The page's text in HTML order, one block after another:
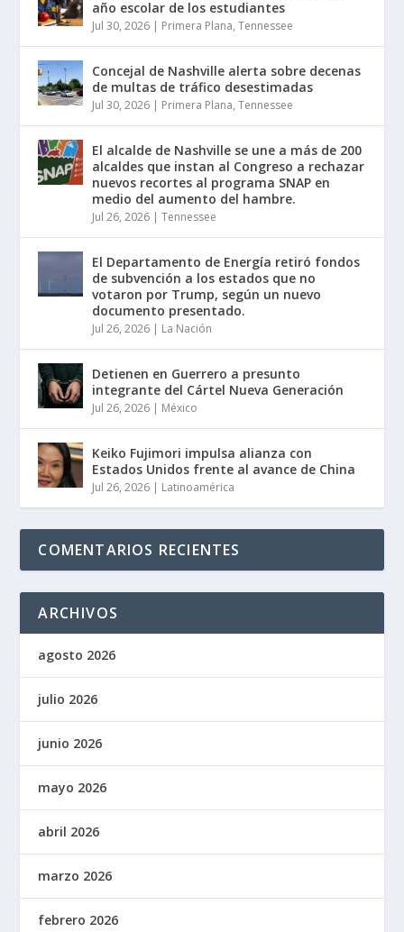
año escolar de los estudiantes
Jul 30, 2026 | Primera Plana,Tennessee
Concejal de Nashville alerta sobre decenas
de multas de tráfico desestimadas
Jul 30, 2026 | Primera Plana,Tennessee
El alcalde de Nashville se une a más de 200
alcaldes que instan al Congreso a rechazar
nuevos recortes al programa SNAP en
medio del aumento del hambre.
Jul 26, 2026 |Tennessee
El Departamento de Energía retiró fondos
de subvención a los estados que no
votaron por Trump, según un nuevo
documento presentado.
Jul 26, 2026 | La Nación
Detienen en Guerrero a presunto
integrante del Cártel Nueva Generación
Jul 26, 2026 | México
Keiko Fujimori impulsa alianza con
Estados Unidos frente al avance de China
Jul 26, 2026 | Latinoamérica
COMENTARIOS RECIENTES
ARCHIVOS
agosto 2026
julio 2026
junio 2026
mayo 2026
abril 2026
marzo 2026
febrero 2026